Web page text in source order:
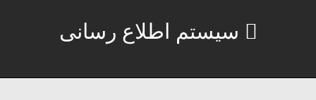
سیستم اطلاع رسانی